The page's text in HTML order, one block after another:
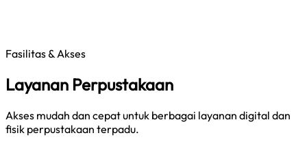
Fasilitas & Akses
Layanan Perpustakaan
Akses mudah dan cepat untuk berbagai layanan digital dan
fisik perpustakaan terpadu.